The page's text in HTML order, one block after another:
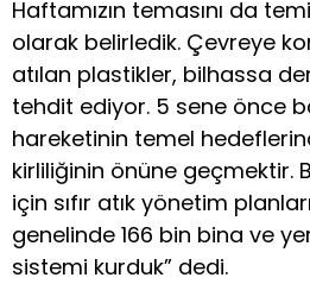
Haftamızın temasını da
olarak belirledik. Çevreye
atılan plastikler, bilhassa
tehdit ediyor. 5 sene önce
hareketinin temel
kirliliğinin önüne geçmektir.
için sıfır atık yönetim
genelinde 166 bin bina ve
sistemi kurduk” dedi.